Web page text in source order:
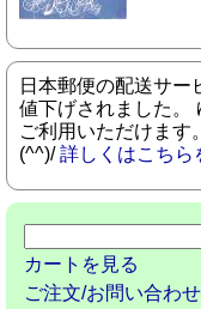
日本郵便の配送サー
値下げされました。
ご利用いただけます
(^^)/詳しくはこちら
カートを見る
ご注文/お問い合わせ